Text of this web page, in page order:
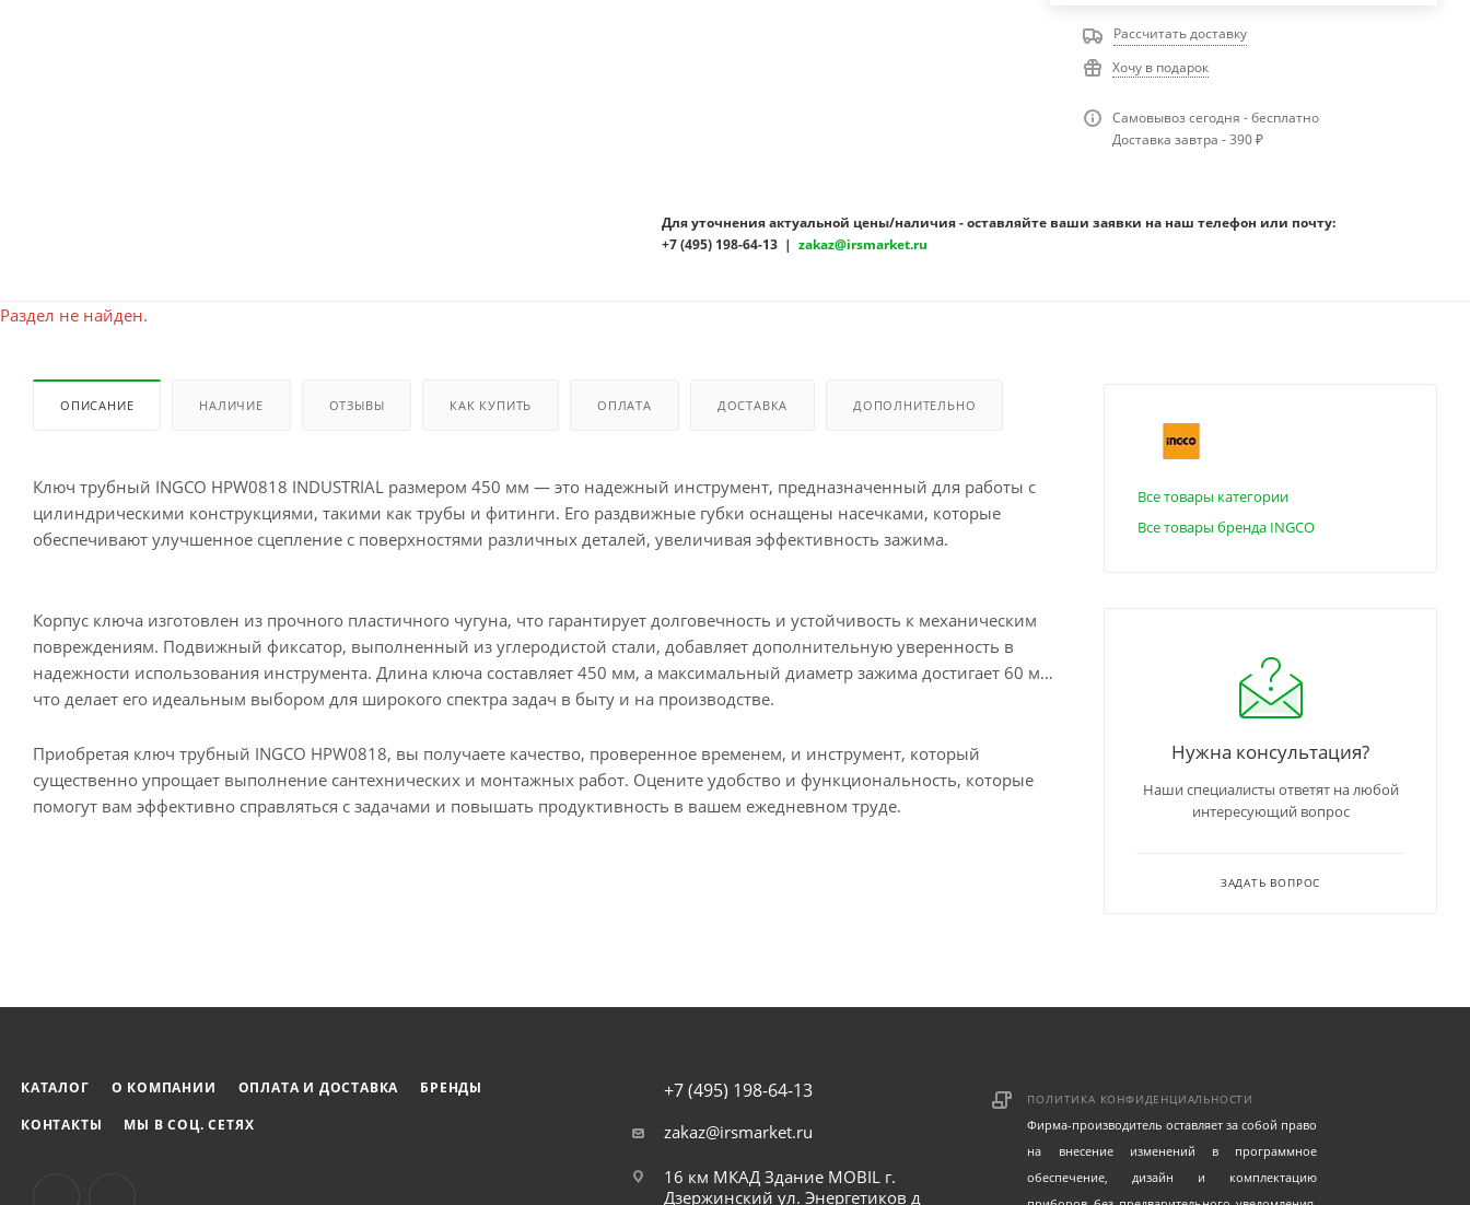
Рассчитать доставку
Хочу в подарок
Самовывоз сегодня - бесплатно
Доставка завтра - 390 ₽
Для уточнения актуальной цены/наличия - оставляйте ваши заявки на наш телефон или почту:
+7 (495) 198-64-13 |zakaz@irsmarket.ru
Раздел не найден.
ОПИСАНИЕ НАЛИЧИЕ ОТЗЫВЫ КАК КУПИТЬ ОПЛАТА ДОСТАВКА ДОПОЛНИТЕЛЬНО
Ключ трубный INGCO HPW0818 INDUSTRIAL размером 450 мм — это надежный инструмент, предназначенный для работы с
цилиндрическими конструкциями, такими как трубы и фитинги. Его раздвижные губки оснащены насечками, которые
обеспечивают улучшенное сцепление с поверхностями различных деталей, увеличивая эффективность зажима.
Корпус ключа изготовлен из прочного пластичного чугуна, что гарантирует долговечность и устойчивость к механическим
повреждениям. Подвижный фиксатор, выполненный из углеродистой стали, добавляет дополнительную уверенность в
надежности использования инструмента. Длина ключа составляет 450 мм, а максимальный диаметр зажима достигает 60 мм,
что делает его идеальным выбором для широкого спектра задач в быту и на производстве.
Приобретая ключ трубный INGCO HPW0818, вы получаете качество, проверенное временем, и инструмент, который
существенно упрощает выполнение сантехнических и монтажных работ. Оцените удобство и функциональность, которые
помогут вам эффективно справляться с задачами и повышать продуктивность в вашем ежедневном труде.
Все товары категории
Все товары бренда INGCO
Нужна консультация?
Наши специалисты ответят на любой
интересующий вопрос
ЗАДАТЬ ВОПРОС
КАТАЛОГ О КОМПАНИИ ОПЛАТА И ДОСТАВКА
БРЕНДЫ
КОНТАКТЫ
МЫ В СОЦ. СЕТЯХ
+7 (495) 198-64-13
zakaz@irsmarket.ru
16 км МКАД Здание MOBIL г.
Дзержинский ул. Энергетиков д
ПОЛИТИКА КОНФИДЕНЦИАЛЬНОСТИ
Фирма-производитель оставляет за собой право
на внесение изменений в программное
обеспечение, дизайн и комплектацию